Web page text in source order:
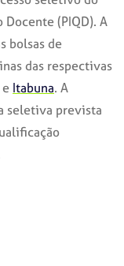
(PIQD). A
bolsas de
das respectivas
e Itabuna. A
seletiva prevista